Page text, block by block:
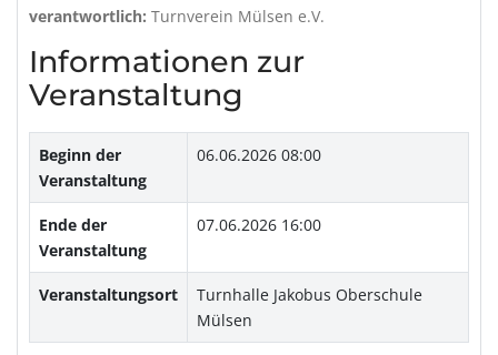
verantwortlich: Turnverein Mülsen e.V.
Informationen zur
Veranstaltung
Beginn der
Veranstaltung
06.06.2026 08:00
Ende der
Veranstaltung
07.06.2026 16:00
Veranstaltungsort
Turnhalle Jakobus Oberschule
Mülsen